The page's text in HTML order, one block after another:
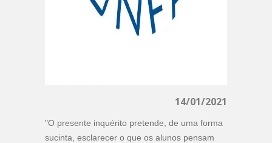
14/01/2021
"O presente inquérito pretende, de uma forma
sucinta, esclarecer o que os alunos pensam